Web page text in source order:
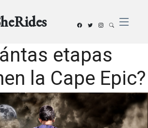
etapas
la Cape Epic?